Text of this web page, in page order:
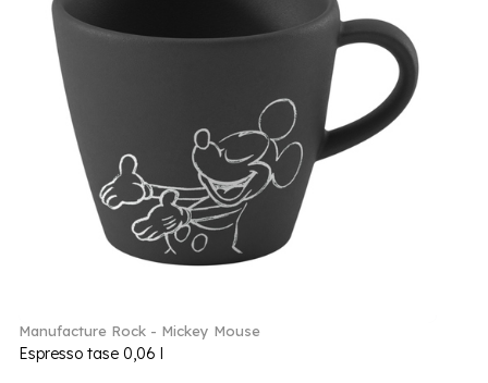
Manufacture Rock - Mickey Mouse
Espresso tase 0,06 l